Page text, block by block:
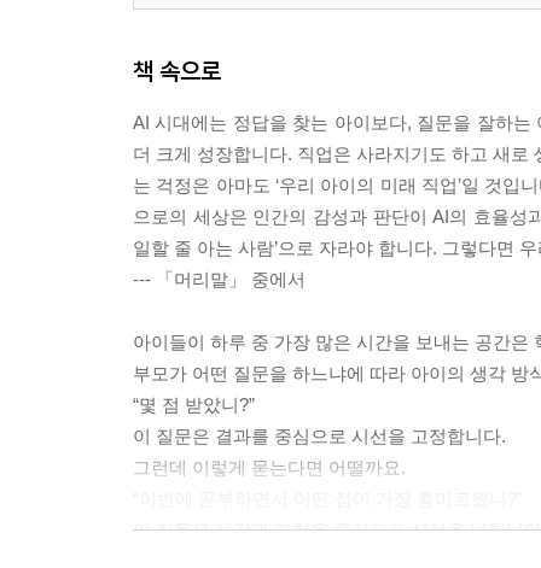
책 속으로
AI 시대에는 정답을 찾는 아이보다, 질문을 잘하
더 크게 성장합니다. 직업은 사라지기도 하고 새
는 걱정은 아마도 ‘우리 아이의 미래 직업’일 것
으로의 세상은 인간의 감성과 판단이 AI의 효율성
일할 줄 아는 사람’으로 자라야 합니다. 그렇다면
--- 「머리말」 중에서
아이들이 하루 중 가장 많은 시간을 보내는 공간
부모가 어떤 질문을 하느냐에 따라 아이의 생각
“몇 점 받았니?”
이 질문은 결과를 중심으로 시선을 고정합니다.
그런데 이렇게 묻는다면 어떨까요.
이 질문은 생각과 경험을 중심으로 시선을 넓힙니